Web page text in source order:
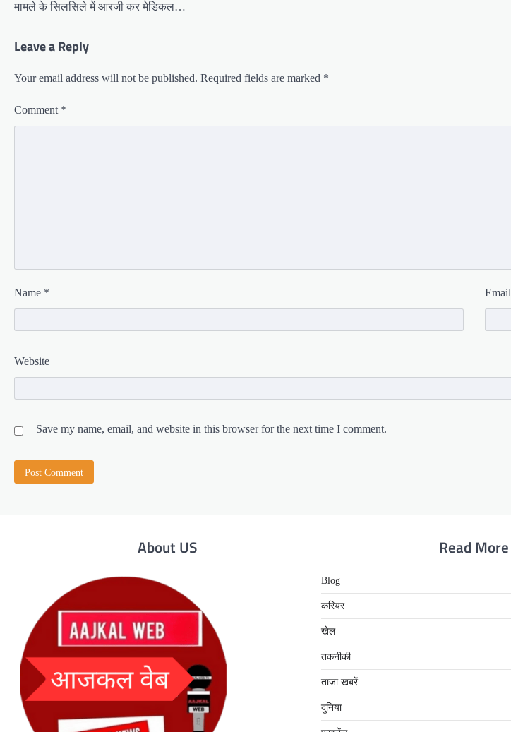
मामले के सिलसिले में आरजी कर मेडिकल…
Leave a Reply
Your email address will not be published. Required fields are marked *
Comment *
Name * Email
Website
Save my name, email, and website in this browser for the next time I comment.
About US Read More
Blog
करियर
खेल
तकनीकी
ताजा खबरें
दुनिया